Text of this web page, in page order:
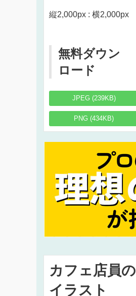
縦2,000px : 横2,000px
無料ダウン
ロード
JPEG (239KB)
PNG (434KB)
カフェ店員の
イラスト